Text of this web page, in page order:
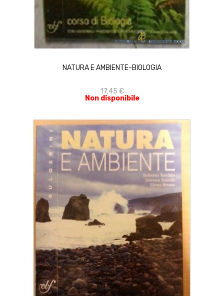
NATURA E AMBIENTE-BIOLOGIA
17,45 €
Non disponibile
ACQUISTA